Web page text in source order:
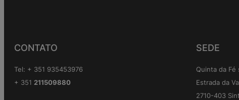
CONTATO
Tel: + 351 935453976
+ 351 211509880
SEDE
Quinta da Fé
Estrada da
2710-403